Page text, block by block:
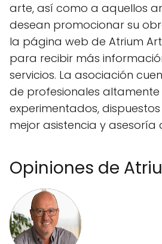
arte, así como a aquellos
desean promocionar su
la página web de Atrium
para recibir más
servicios. La asociación
de profesionales
experimentados,
mejor asistencia y asesoría
Opiniones de